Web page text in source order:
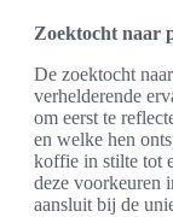
Zoektocht naar
De zoektocht
verhelderende
om eerst te
en welke hen
koffie in stilte tot
deze voorkeuren
aansluit bij de